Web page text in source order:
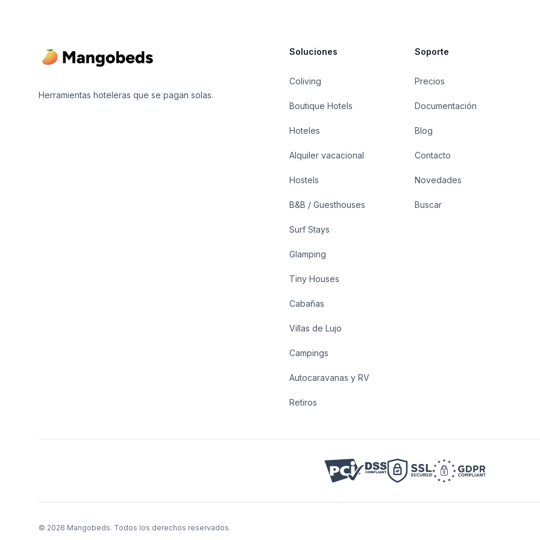
Herramientas hoteleras que se pagan solas.
Soluciones
Coliving
Boutique Hotels
Hoteles
Alquiler vacacional
Hostels
B&B / Guesthouses
Surf Stays
Glamping
Tiny Houses
Cabañas
Villas de Lujo
Campings
Autocaravanas y RV
Retiros
Soporte
Precios
Documentación
Blog
Contacto
Novedades
Buscar
© 2026 Mangobeds. Todos los derechos reservados.